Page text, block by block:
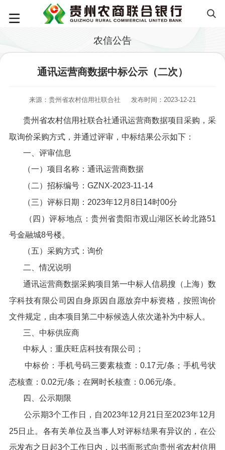
农信公告
通讯运营商数据中标公示（二次）
来源：贵州省农村信用社联合社 发布时间：2023-12-21
贵州省农村信用社联合社通讯运营商数据项目采购，采
取询价采购方式，并通过评审，中标结果公示如下：
一、评审信息
（一）项目名称：通讯运营商数据
（二）招标编号：GZNX-2023-11-14
（三）评标日期：2023年12月8日14时00分
（四）评标地点：贵州省贵阳市观山湖区长岭北路51
号金融城8号楼。
（五）采购方式：询价
二、情况说明
通讯运营商数据采购项目第一中标人信易搜（上海）数
字科技有限公司因自身原因自愿放弃中标资格，按照询价
文件规定，由本项目第二中标候选人依次递补为中标人。
三、中标供应商
中标人：重庆旺店科技有限公司；
中标价：手机号码三要素核查：0.17元/条；手机号状
态核查：0.02元/条；在网时长核查：0.06元/条。
四、公示期限
公示期3个工作日，自2023年12月21日至2023年12月
25日止。各有关单位及当事人对评标结果有异议的，在公
示发布之日起3个工作日内，以书面形式向贵州省农村信用